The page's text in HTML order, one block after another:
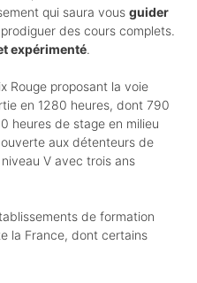
qui saura vous guider
des cours complets.
expérimenté.
Rouge proposant la voie
en 1280 heures, dont 790
heures de stage en milieu
aux détenteurs de
V avec trois ans
de formation
la France, dont certains